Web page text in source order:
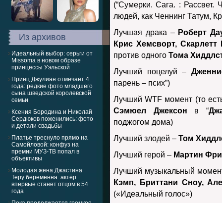
Из архивов
Идеальный выбор: серьги от
Missoma в новом образе
принцессы Уэльской
Принц Джулиан отмечает 4
года: редкие фото младшего
сына шведской королевской
семьи
Ксения Бородина и Николай
Сердюков поженились: фото
и детали свадьбы
Платье треснуло прямо на
Самойловой: конфуз на
премии МУЗ-ТВ попал в
объективы
Молодая жена Джастина
Теру беременна: актёр
впервые станет отцом в 54
года
(“Сумерки. Сага. : Рассвет.
людей, как Ченнинг Татум,
Лучшая драка – Роберт
Крис Хемсворт,
против одного Тома
Лучший поцелуй –
парень – псих”)
Лучший WTF момент (то
Сэмюел Джексон в “
поджогом дома)
Лучший злодей – Том
Лучший герой – Мартин
Лучший музыкальный
Кэмп, Бриттани Сноу,
(«Идеальный голос»)